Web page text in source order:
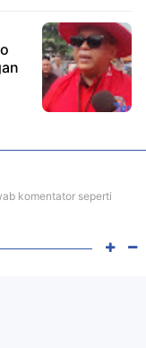
komentator seperti